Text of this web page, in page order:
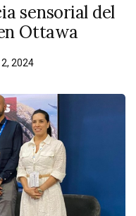
sensorial del
Ottawa
2024